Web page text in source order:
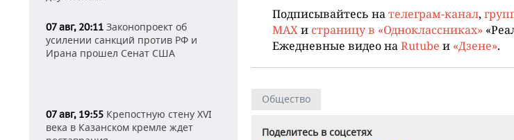
07 авг, 20:11 Законопроект об
усилении санкций против РФ и
Ирана прошел Сенат США
07 авг, 19:55 Крепостную стену XVI
века в Казанском кремле ждет
Подписывайтесь нателеграм-канал,
MAXи страницу в «Одноклассниках»
Ежедневные видео наRutube и «Дзене».
Общество
Поделитесь в соцсетях